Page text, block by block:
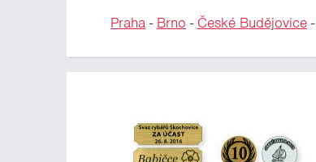
Praha- Brno - České Budějovice-